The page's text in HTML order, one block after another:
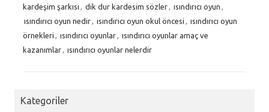
kardeşim şarkısı
dik dur kardesim sözler ısındırıcı oyun
ısındırıcı oyun nedir
ısındırıcı oyun okul öncesi
ısındırıcı oyun
örnekleri
ısındırıcı oyunlar
ısındırıcı oyunlar amaç ve
kazanımlar
ısındırıcı oyunlar nelerdir
Kategoriler